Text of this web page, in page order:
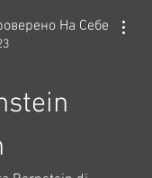
На Себе